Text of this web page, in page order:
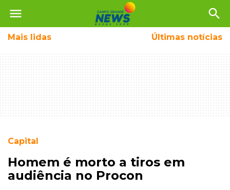
menu search
Mais lidas Últimas notícias
Capital
Homem é morto a tiros em
audiência no Procon